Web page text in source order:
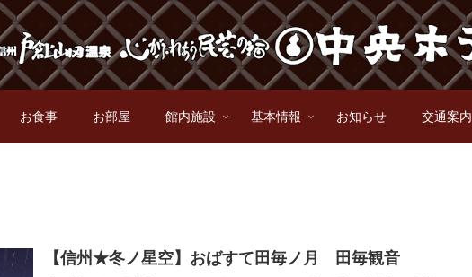
お食事 お部屋 館内施設 基本情報 お知らせ 交通案内
【信州★冬ノ星空】おばすて田毎ノ月 田毎観音